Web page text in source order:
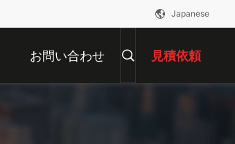
Japanese
お問い合わせ 見積依頼